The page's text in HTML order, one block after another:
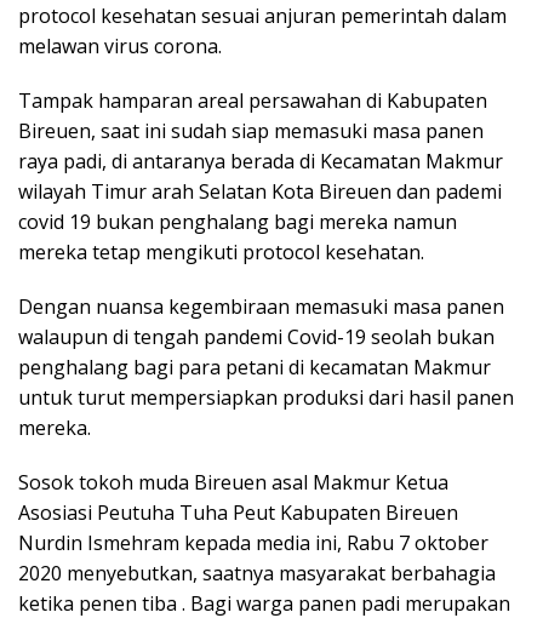
protocol kesehatan sesuai anjuran pemerintah dalam
melawan virus corona.
Tampak hamparan areal persawahan di Kabupaten
Bireuen, saat ini sudah siap memasuki masa panen
raya padi, di antaranya berada di Kecamatan Makmur
wilayah Timur arah Selatan Kota Bireuen dan pademi
covid 19 bukan penghalang bagi mereka namun
mereka tetap mengikuti protocol kesehatan.
Dengan nuansa kegembiraan memasuki masa panen
walaupun di tengah pandemi Covid-19 seolah bukan
penghalang bagi para petani di kecamatan Makmur
untuk turut mempersiapkan produksi dari hasil panen
mereka.
Sosok tokoh muda Bireuen asal Makmur Ketua
Asosiasi Peutuha Tuha Peut Kabupaten Bireuen
Nurdin Ismehram kepada media ini, Rabu 7 oktober
2020 menyebutkan, saatnya masyarakat berbahagia
ketika penen tiba . Bagi warga panen padi merupakan